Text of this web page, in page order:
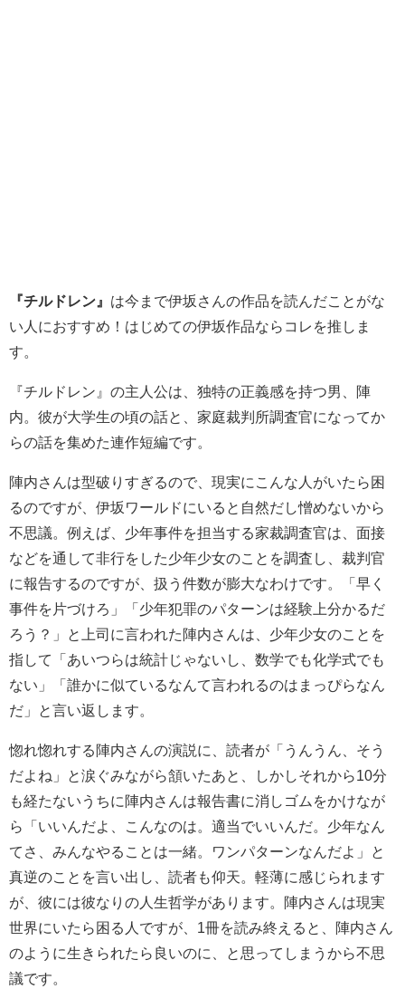
『チルドレン』 は今まで伊坂さんの作品を読んだことがな
い人におすすめ！はじめての伊坂作品ならコレを推しま
す。
『チルドレン』の主人公は、独特の正義感を持つ男、陣
内。彼が大学生の頃の話と、家庭裁判所調査官になってか
らの話を集めた連作短編です。
陣内さんは型破りすぎるので、現実にこんな人がいたら困
るのですが、伊坂ワールドにいると自然だし憎めないから
不思議。例えば、少年事件を担当する家裁調査官は、面接
などを通して非行をした少年少女のことを調査し、裁判官
に報告するのですが、扱う件数が膨大なわけです。「早く
事件を片づけろ」「少年犯罪のパターンは経験上分かるだ
ろう？」と上司に言われた陣内さんは、少年少女のことを
指して「あいつらは統計じゃないし、数学でも化学式でも
ない」「誰かに似ているなんて言われるのはまっぴらなん
だ」と言い返します。
惚れ惚れする陣内さんの演説に、読者が「うんうん、そう
だよね」と涙ぐみながら頷いたあと、しかしそれから10分
も経たないうちに陣内さんは報告書に消しゴムをかけなが
ら「いいんだよ、こんなのは。適当でいいんだ。少年なん
てさ、みんなやることは一緒。ワンパターンなんだよ」と
真逆のことを言い出し、読者も仰天。軽薄に感じられます
が、彼には彼なりの人生哲学があります。陣内さんは現実
世界にいたら困る人ですが、1冊を読み終えると、陣内さん
のように生きられたら良いのに、と思ってしまうから不思
議です。